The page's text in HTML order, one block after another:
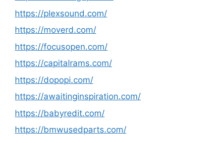
https://plexsound.com/
https://moverd.com/
https://focusopen.com/
https://capitalrams.com/
https://dopopi.com/
https://awaitinginspiration.com/
https://babyredit.com/
https://bmwusedparts.com/